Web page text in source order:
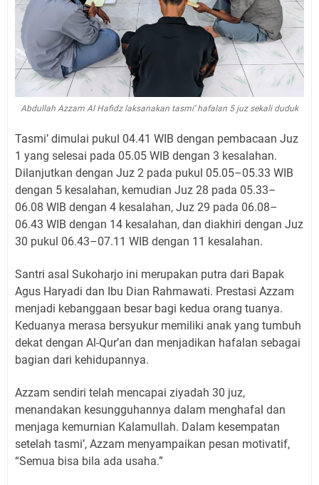
Abdullah Azzam Al Hafidz laksanakan tasmi’ hafalan 5 juz sekali duduk
Tasmi’ dimulai pukul 04.41 WIB dengan pembacaan Juz
1 yang selesai pada 05.05 WIB dengan 3 kesalahan.
Dilanjutkan dengan Juz 2 pada pukul 05.05–05.33 WIB
dengan 5 kesalahan, kemudian Juz 28 pada 05.33–
06.08 WIB dengan 4 kesalahan, Juz 29 pada 06.08–
06.43 WIB dengan 14 kesalahan, dan diakhiri dengan Juz
30 pukul 06.43–07.11 WIB dengan 11 kesalahan.
Santri asal Sukoharjo ini merupakan putra dari Bapak
Agus Haryadi dan Ibu Dian Rahmawati. Prestasi Azzam
menjadi kebanggaan besar bagi kedua orang tuanya.
Keduanya merasa bersyukur memiliki anak yang tumbuh
dekat dengan Al-Qur’an dan menjadikan hafalan sebagai
bagian dari kehidupannya.
Azzam sendiri telah mencapai ziyadah 30 juz,
menandakan kesungguhannya dalam menghafal dan
menjaga kemurnian Kalamullah. Dalam kesempatan
setelah tasmi’, Azzam menyampaikan pesan motivatif,
“Semua bisa bila ada usaha.”